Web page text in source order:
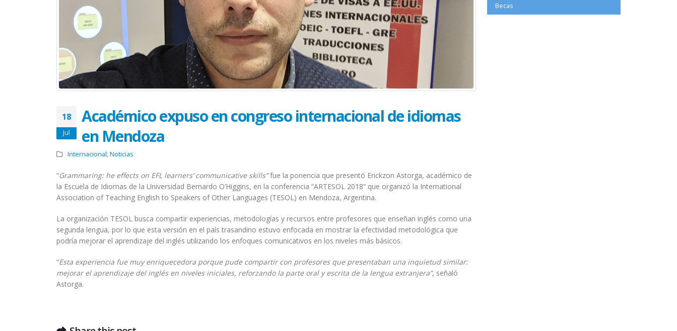
18
Jul
Académico expuso en congreso internacional de idiomas
en Mendoza
Internacional,Noticias
“Grammaring: he effects on EFL learners’ communicative skills”fue la ponencia que presentó Erickzon Astorga, académico de
la Escuela de Idiomas de la Universidad Bernardo O’Higgins, en la conferencia “ARTESOL 2018” que organizó la International
Association of Teaching English to Speakers of Other Languages (TESOL) en Mendoza, Argentina.
La organización TESOL busca compartir experiencias, metodologías y recursos entre profesores que enseñan inglés como una
segunda lengua, por lo que esta versión en el país trasandino estuvo enfocada en mostrar la efectividad metodológica que
podría mejorar el aprendizaje del inglés utilizando los enfoques comunicativos en los niveles más básicos.
“Esta experiencia fue muy enriquecedora porque pude compartir con profesores que presentaban una inquietud similar:
mejorar el aprendizaje del inglés en niveles iniciales, reforzando la parte oral y escrita de la lengua extranjera”, señaló
Astorga.
Becas